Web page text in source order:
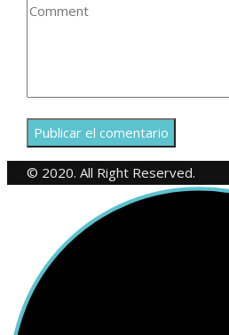
© 2020. All Right Reserved.